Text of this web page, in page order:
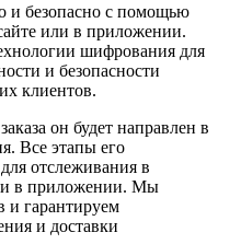
и безопасно с помощью
или в приложении.
шифрования для
и безопасности
клиентов.
он будет направлен в
Все этапы его
отслеживания в
в приложении. Мы
и гарантируем
и доставки